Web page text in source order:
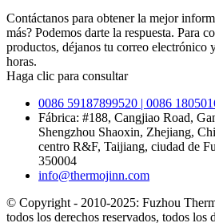
Contáctanos para obtener la mejor
más? Podemos darte la respuesta. Para
productos, déjanos tu correo electrónico
horas.
Haga clic para consultar
0086 59187899520 | 0086
Fábrica: #188, Cangjiao Road,
Shengzhou Shaoxin, Zhejiang,
centro R&F, Taijiang, ciudad de
350004
info@thermojinn.com
© Copyright - 2010-2025: Fuzhou
todos los derechos reservados, todos los